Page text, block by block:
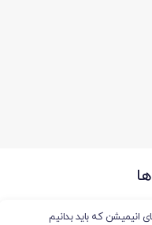
انیمیشن که باید بدانیم